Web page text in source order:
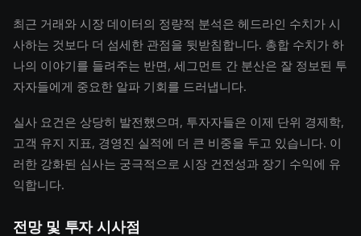
최근 거래와 시장 데이터의 정량적 분석은 헤드라인 수치가 시
사하는 것보다 더 섬세한 관점을 뒷받침합니다. 총합 수치가 하
나의 이야기를 들려주는 반면, 세그먼트 간 분산은 잘 정보된 투
자자들에게 중요한 알파 기회를 드러냅니다.
실사 요건은 상당히 발전했으며, 투자자들은 이제 단위 경제학,
고객 유지 지표, 경영진 실적에 더 큰 비중을 두고 있습니다. 이
러한 강화된 심사는 궁극적으로 시장 건전성과 장기 수익에 유
익합니다.
전망 및 투자 시사점